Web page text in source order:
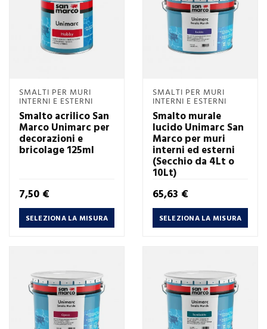
SMALTI PER MURI
INTERNI E ESTERNI
Smalto acrilico San
Marco Unimarc per
decorazioni e
bricolage 125ml
Prezzo
7,50 €
SELEZIONA LA MISURA
SMALTI PER MURI
INTERNI E ESTERNI
Smalto murale
lucido Unimarc San
Marco per muri
interni ed esterni
(Secchio da 4Lt o
10Lt)
Prezzo
65,63 €
SELEZIONA LA MISURA